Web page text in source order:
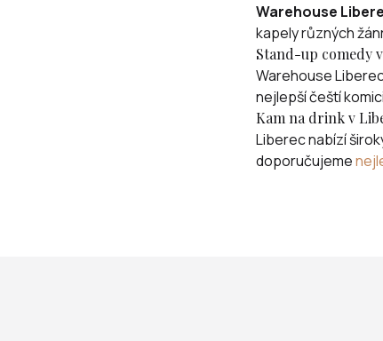
Warehouse
kapely různých
Stand-up comedy
Warehouse
nejlepší čeští
Kam na drink v
Liberec nabízí
doporučujeme